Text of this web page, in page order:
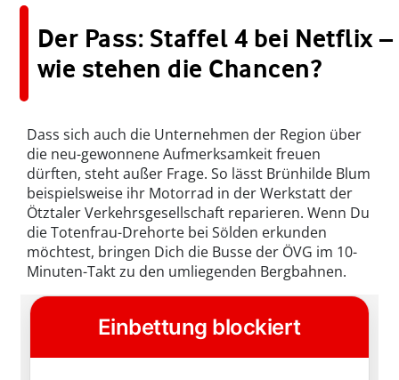
Der Pass: Staffel 4 bei Netflix –
wie stehen die Chancen?
Dass sich auch die Unternehmen der Region über
die neu-gewonnene Aufmerksamkeit freuen
dürften, steht außer Frage. So lässt Brünhilde Blum
beispielsweise ihr Motorrad in der Werkstatt der
Ötztaler Verkehrsgesellschaft reparieren. Wenn Du
die Totenfrau-Drehorte bei Sölden erkunden
möchtest, bringen Dich die Busse der ÖVG im 10-
Minuten-Takt zu den umliegenden Bergbahnen.